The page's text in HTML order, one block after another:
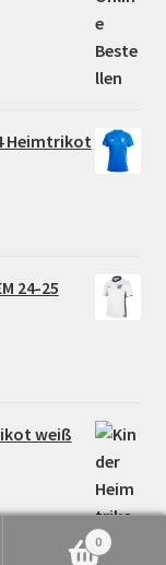
Heimtrikot
24-25
weiß
0